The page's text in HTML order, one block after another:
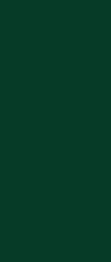
den beste
abonnement.
abonnement.